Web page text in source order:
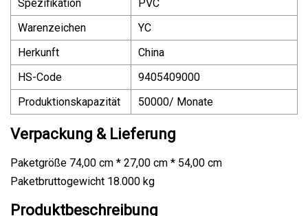
Spezifikation
PVC
Warenzeichen
YC
Herkunft
China
HS-Code
9405409000
Produktionskapazität
50000/ Monate
Verpackung & Lieferung
Paketgröße 74,00 cm * 27,00 cm * 54,00 cm
Paketbruttogewicht 18.000 kg
Produktbeschreibung